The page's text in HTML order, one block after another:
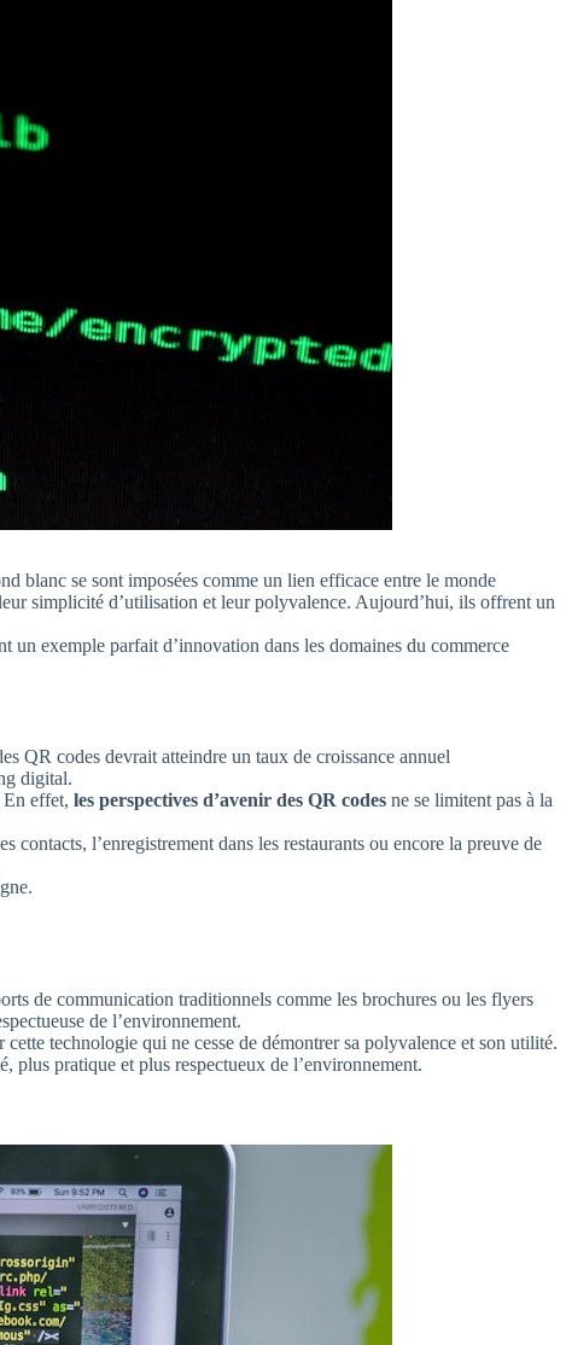
blanc se sont imposées comme un lien efficace entre le monde
simplicité d’utilisation et leur polyvalence. Aujourd’hui, ils offrent un
un exemple parfait d’innovation dans les domaines du commerce
QR codes devrait atteindre un taux de croissance annuel
digital.
effet, les perspectives d’avenir des QR codes ne se limitent pas à la
l’enregistrement dans les restaurants ou encore la preuve de
de communication traditionnels comme les brochures ou les flyers
de l’environnement.
technologie qui ne cesse de démontrer sa polyvalence et son utilité.
plus pratique et plus respectueux de l’environnement.